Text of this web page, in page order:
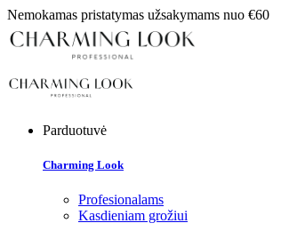
Nemokamas pristatymas užsakymams nuo €60
Parduotuvė
Charming Look
Profesionalams
Kasdieniam grožiui